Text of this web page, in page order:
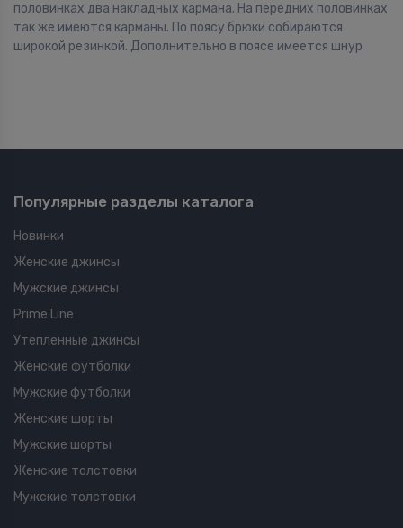
половинках два накладных кармана. На передних половинках
так же имеются карманы. По поясу брюки собираются
широкой резинкой. Дополнительно в поясе имеется шнур
Популярные разделы каталога
Новинки
Женские джинсы
Мужские джинсы
Prime Line
Утепленные джинсы
Женские футболки
Мужские футболки
Женские шорты
Мужские шорты
Женские толстовки
Мужские толстовки